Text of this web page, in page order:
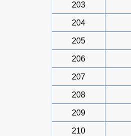
203
204
205
206
207
208
209
210